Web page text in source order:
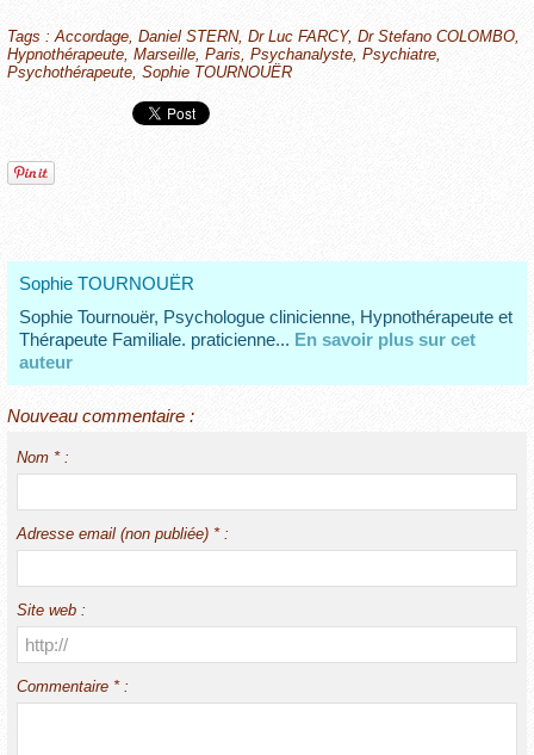
Tags :Accordage, Daniel STERN, Dr Luc FARCY, Dr Stefano COLOMBO,
Hypnothérapeute, Marseille, Paris, Psychanalyste, Psychiatre,
Psychothérapeute, Sophie TOURNOUËR
Sophie TOURNOUËR
Sophie Tournouër, Psychologue clinicienne, Hypnothérapeute et
Thérapeute Familiale. praticienne... En savoir plus sur cet
auteur
Nouveau commentaire :
Nom * :
Adresse email (non publiée) * :
Site web :
Commentaire * :